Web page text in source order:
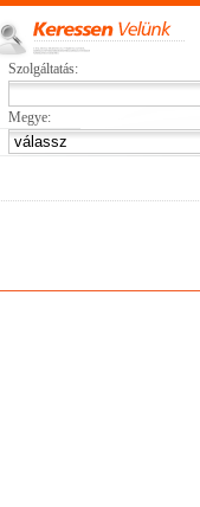
Szolgáltatás:
Megye: